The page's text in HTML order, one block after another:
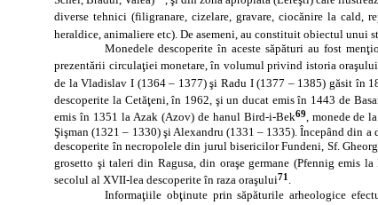
diverse tehnici (filigranare, cizelare, gravare, ciocănire la cald,
heraldice, animaliere etc). De asemeni, au constituit obiectul unui
Monedele descoperite în aceste săpături au fost
prezentării circulaţiei monetare, în volumul privind istoria
de la Vladislav I (1364 – 1377) şi Radu I (1377 – 1385) găsit în
descoperite la Cetăţeni, în 1962, şi un ducat emis în 1443 de
emis în 1351 la Azak (Azov) de hanul Bird‑i‑Bek69, monede de
Şişman (1321 – 1330) şi Alexandru (1331 – 1335). Începând din
descoperite în necropolele din jurul bisericilor Fundeni, Sf.
grosetto şi taleri din Ragusa, din oraşe germane (Pfennig emis
secolul al XVII‑lea descoperite în raza oraşului71 .
Informaţiile obţinute prin săpăturile arheologice